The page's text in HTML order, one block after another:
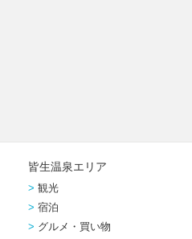
皆生温泉エリア
観光
宿泊
グルメ・買い物